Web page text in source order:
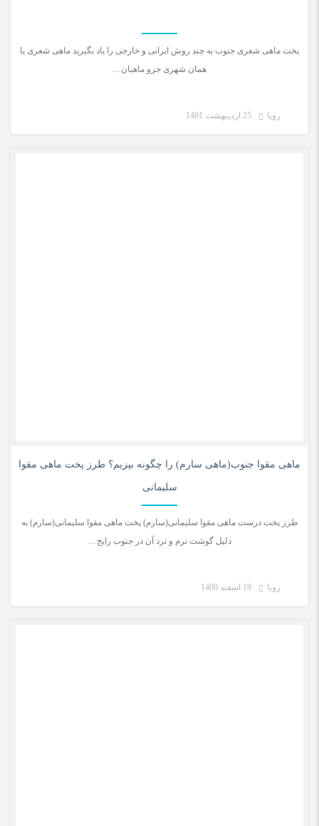
پخت ماهی شعری جنوب به چند روش ایرانی و خارجی را یاد بگیرید ماهی شعری یا
همان شهری جزو ماهیان…
رویا 25 اردیبهشت 1401
ماهی مقوا جنوب(ماهی سارم) را چگونه بپزیم؟ طرز پخت ماهی مقوا
سلیمانی
طرز پخت درست ماهی مقوا سلیمانی(سارم) پخت ماهی مقوا سلیمانی(سارم) به
دلیل گوشت نرم و ترد آن در جنوب رایج…
رویا 19 اسفند 1400